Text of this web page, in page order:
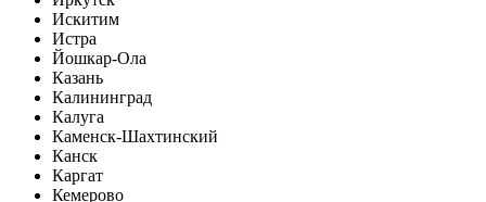
Искитим
Истра
Йошкар-Ола
Казань
Калининград
Калуга
Каменск-Шахтинский
Канск
Каргат
Кемерово